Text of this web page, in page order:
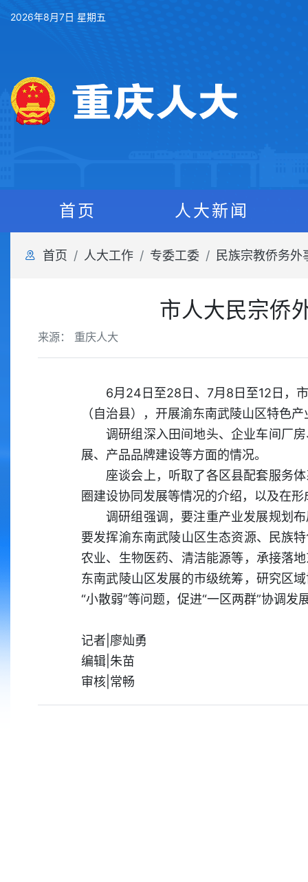
2026年8月7日 星期五
首页 人大新闻
首页 人大工作 专委工委 民族宗教侨务外
市人大民宗侨
来源： 重庆人大
6月24日至28日、7月8日至12日，
（自治县），开展渝东南武陵山区特色
调研组深入田间地头、企业车间厂
展、产品品牌建设等方面的情况。
座谈会上，听取了各区县配套服务
圈建设协同发展等情况的介绍，以及在
调研组强调，要注重产业发展规划
要发挥渝东南武陵山区生态资源、民族
农业、生物医药、清洁能源等，承接落
东南武陵山区发展的市级统筹，研究区
“小散弱”等问题，促进“一区两群”协调发
记者|廖灿勇
编辑|朱苗
审核|常畅